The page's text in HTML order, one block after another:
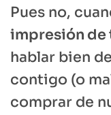
Pues no,
impresión de
hablar bien
contigo (o
comprar de